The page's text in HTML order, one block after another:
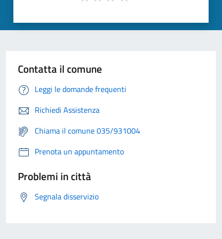
Contatta il comune
Leggi le domande frequenti
Richiedi Assistenza
Chiama il comune 035/931004
Prenota un appuntamento
Problemi in città
Segnala disservizio